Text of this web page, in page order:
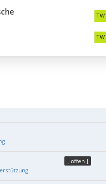
r
ä
g
e
e
e
t
L
e
t
z
t
[ offen ]